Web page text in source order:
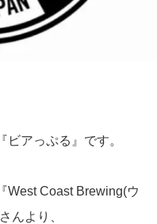
アっぷる』です。
West Coast Brewing(ウ
んより、